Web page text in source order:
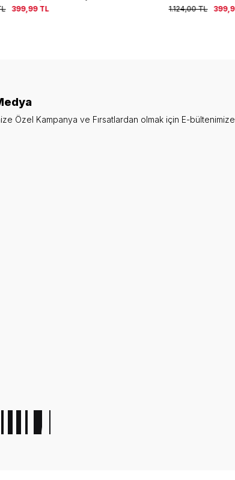
399,99TL
1.124,00TL
Özel Kampanya ve Fırsatlardan olmak için E-